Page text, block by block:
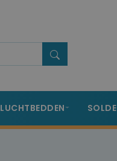
LUCHTBEDDEN